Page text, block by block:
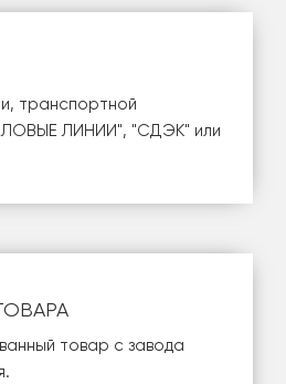
транспортной
ЛИНИИ", "СДЭК" или
товар с завода